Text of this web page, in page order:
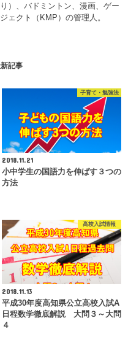
）、バドミントン、漫画、ゲー
ェクト（KMP）の管理人。
記事
子育て・勉強法
2018.11.21
小中学生の国語力を伸ばす３つの
方法
高校入試情報
2018.11.13
平成30年度高知県公立高校入試A
日程数学徹底解説 大問３～大問
４